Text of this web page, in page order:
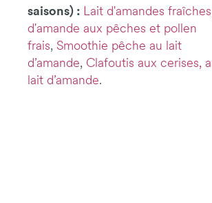
saisons) : Lait d'amandes fraîches
d'amande aux pêches et pollen
frais, Smoothie pêche au lait
d’amande, Clafoutis aux cerises,
lait d’amande.